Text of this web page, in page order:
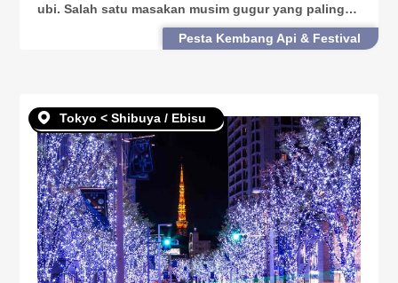
ubi. Salah satu masakan musim gugur yang paling
dikenal adalah sanma (さんま), atau ikan sauri
pasifik. Ikan ini pada umumnya dipanggang dan
Pesta Kembang Api & Festival
Tokyo < Shibuya / Ebisu